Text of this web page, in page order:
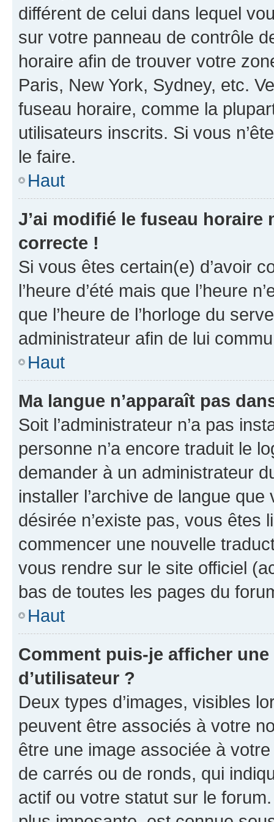
différent de celui dans lequel
sur votre panneau de contrôle
horaire afin de trouver votre
Paris, New York, Sydney, etc.
fuseau horaire, comme la
utilisateurs inscrits. Si vous
le faire.
Haut
J’ai modifié le fuseau horaire
correcte !
Si vous êtes certain(e) d’avoir
l’heure d’été mais que l’heure
que l’heure de l’horloge du
administrateur afin de lui
Haut
Ma langue n’apparaît pas
Soit l’administrateur n’a pas
personne n’a encore traduit le
demander à un administrateur
installer l’archive de langue
désirée n’existe pas, vous êtes
commencer une nouvelle
vous rendre sur le site officiel
bas de toutes les pages du
Haut
Comment puis-je afficher
d’utilisateur ?
Deux types d’images, visibles
peuvent être associés à votre
être une image associée à
de carrés ou de ronds, qui
actif ou votre statut sur le